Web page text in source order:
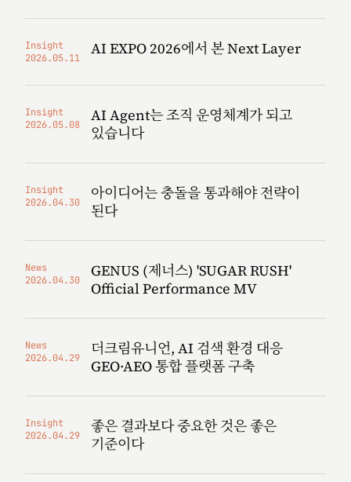
Insight
2026.05.11
AI EXPO 2026에서 본 Next Layer
Insight
2026.05.08
AI Agent는 조직 운영체계가 되고
있습니다
Insight
2026.04.30
아이디어는 충돌을 통과해야 전략이
된다
News
2026.04.30
GENUS (제너스) 'SUGAR RUSH'
Official Performance MV
News
2026.04.29
더크림유니언, AI 검색 환경 대응
GEO·AEO 통합 플랫폼 구축
Insight
2026.04.29
좋은 결과보다 중요한 것은 좋은
기준이다